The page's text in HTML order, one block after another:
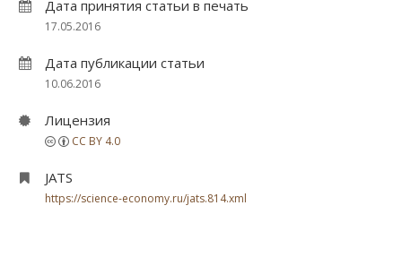
Дата принятия статьи в печать
17.05.2016
Дата публикации статьи
10.06.2016
Лицензия
CC BY 4.0
JATS
https://science-economy.ru/jats.814.xml